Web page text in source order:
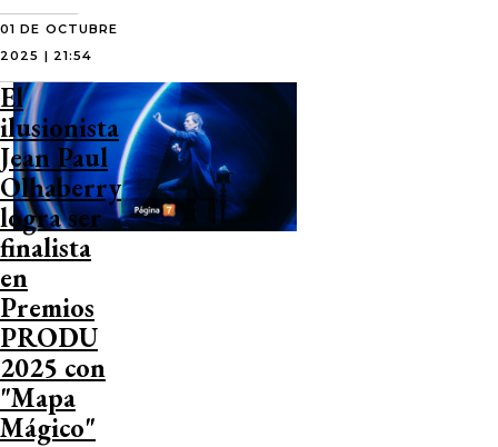
01 DE OCTUBRE
2025 | 21:54
El
ilusionista
Jean Paul
Olhaberry
logra ser
finalista
en
Premios
PRODU
2025 con
"Mapa
Mágico"